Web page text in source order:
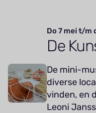
Do 7 mei t/m
De
De mini-
diverse
vinden, en
Leoni